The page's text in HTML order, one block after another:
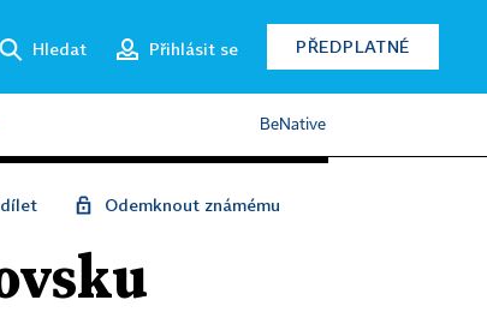
Hledat Přihlásit se PŘEDPLATNÉ
BeNative
Odemknout známému